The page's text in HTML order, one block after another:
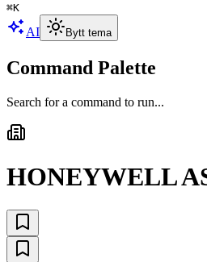
⌘K
AI Bytt tema
Command Palette
Search for a command to run...
HONEYWELL